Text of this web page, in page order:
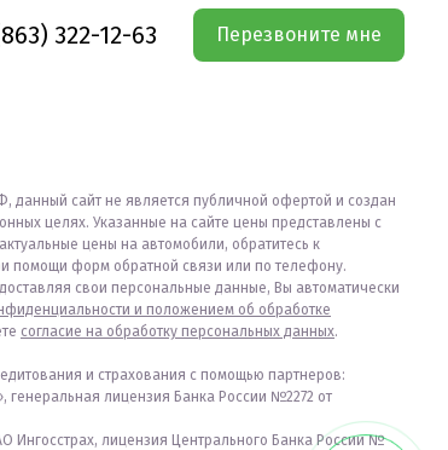
322-12-63 Перезвоните мне
данный сайт не является публичной офертой и создан
целях. Указанные на сайте цены представлены с
цены на автомобили, обратитесь к
помощи форм обратной связи или по телефону.
свои персональные данные, Вы автоматически
и положением об обработке
согласие на обработку персональных данных.
и страхования с помощью партнеров:
генеральная лицензия Банка России №2272 от
Ингосстрах, лицензия Центрального Банка России №